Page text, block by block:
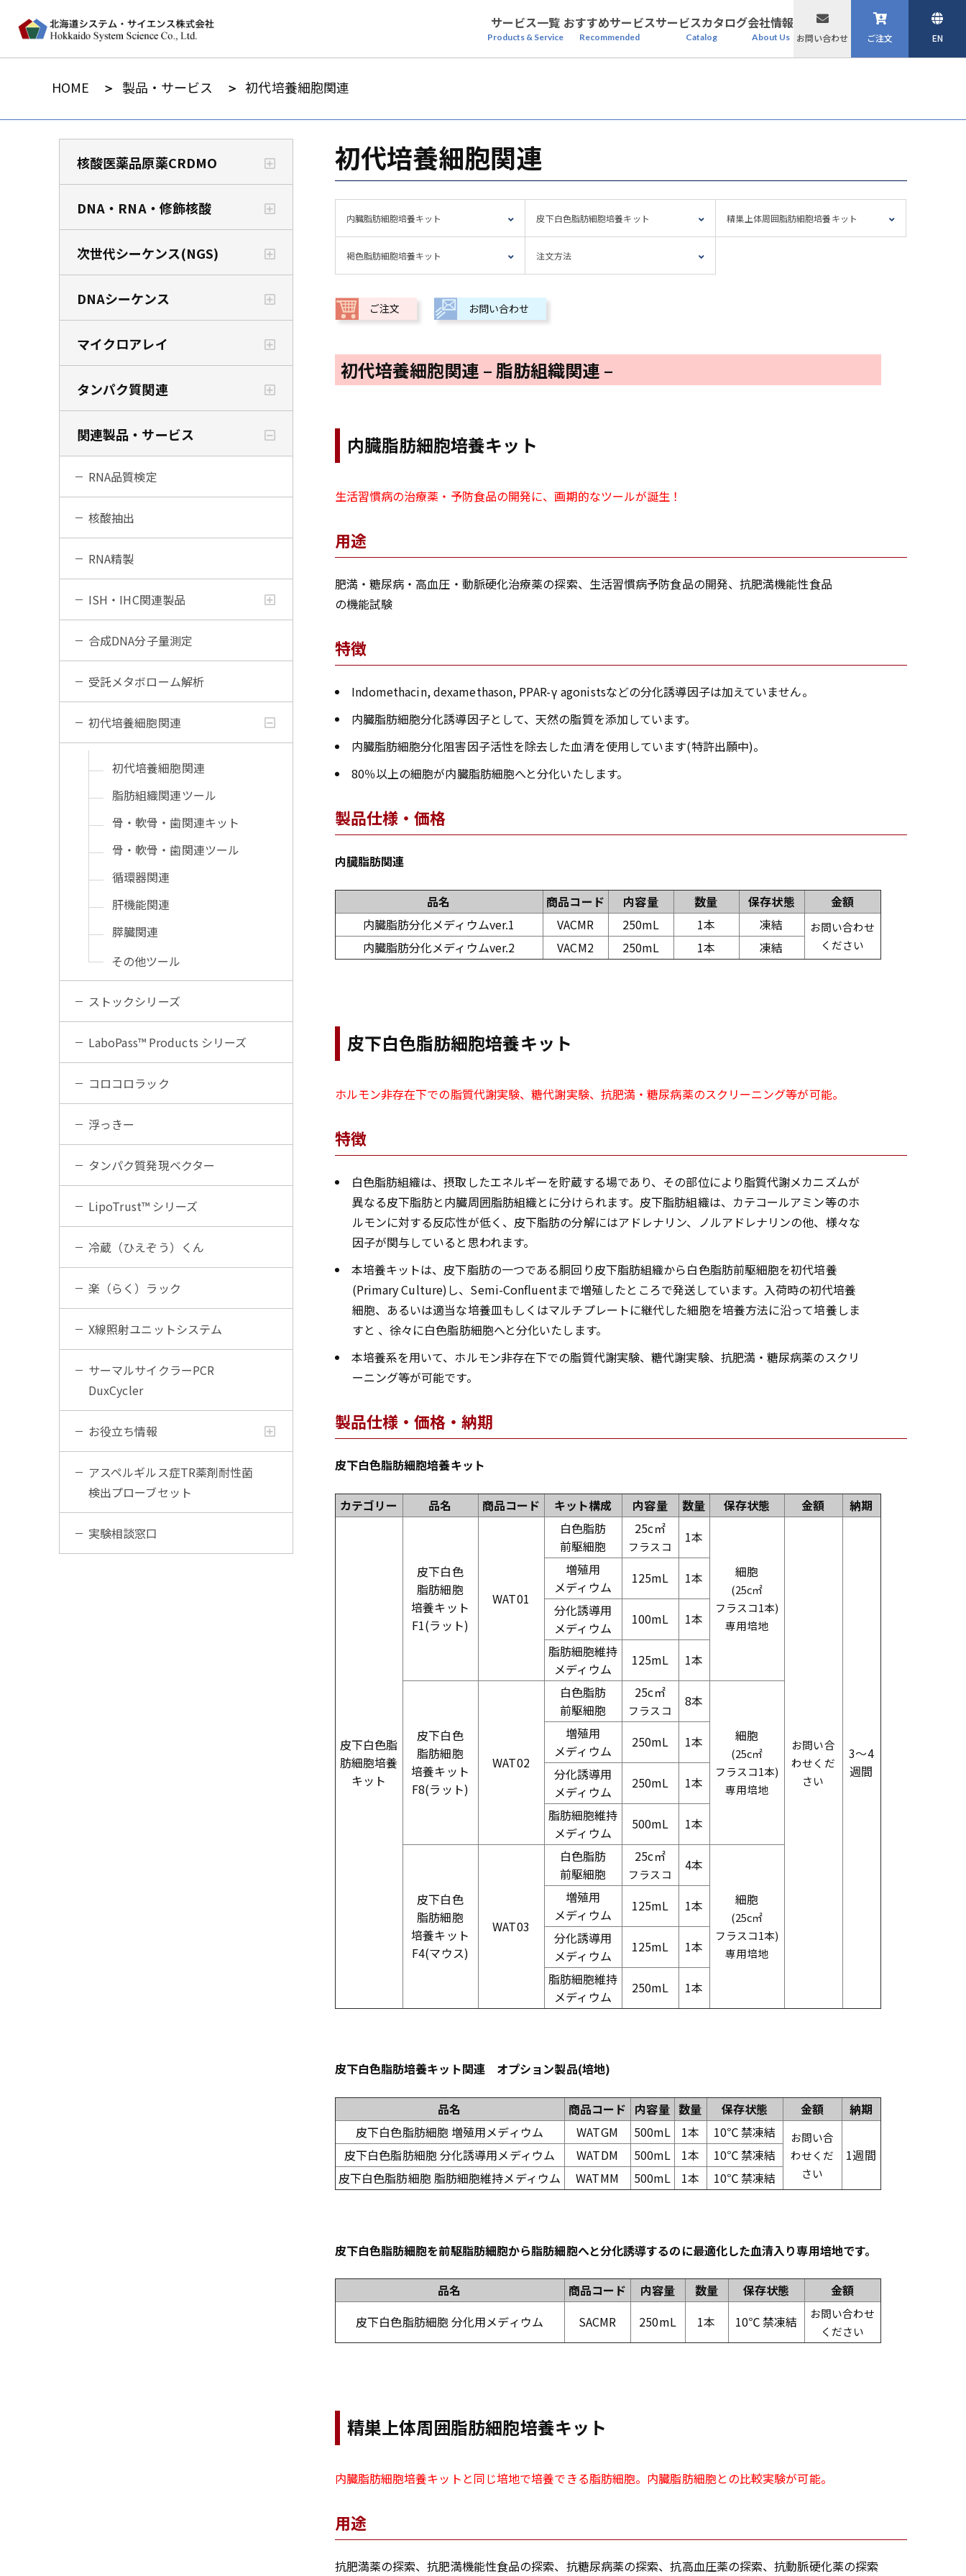
サービス一覧
Products & Service
おすすめサービス
Recommended
サービスカタログ
Catalog
会社情報
About Us お問い合わせ ご注文 EN
HOME 製品・サービス 初代培養細胞関連
核酸医薬品原薬CRDMO
DNA・RNA・修飾核酸
次世代シーケンス(NGS)
DNAシーケンス
マイクロアレイ
タンパク質関連
関連製品・サービス
RNA品質検定
核酸抽出
RNA精製
ISH・IHC関連製品
合成DNA分子量測定
受託メタボローム解析
初代培養細胞関連
初代培養細胞関連
脂肪組織関連ツール
骨・軟骨・歯関連キット
骨・軟骨・歯関連ツール
循環器関連
肝機能関連
膵臓関連
その他ツール
ストックシリーズ
LaboPass™ Products シリーズ
コロコロラック
浮っきー
タンパク質発現ベクター
LipoTrust™ シリーズ
冷蔵（ひえぞう）くん
楽（らく）ラック
X線照射ユニットシステム
サーマルサイクラーPCR
DuxCycler
お役立ち情報
アスペルギルス症TR薬剤耐性菌
検出プローブセット
実験相談窓口
初代培養細胞関連
内臓脂肪細胞培養キット 皮下白色脂肪細胞培養キット 精巣上体周囲脂肪細胞培養キット
褐色脂肪細胞培養キット 注文方法
ご注文 お問い合わせ
初代培養細胞関連 – 脂肪組織関連 –
内臓脂肪細胞培養キット
生活習慣病の治療薬・予防食品の開発に、画期的なツールが誕生！
用途
肥満・糖尿病・高血圧・動脈硬化治療薬の探索、生活習慣病予防食品の開発、抗肥満機能性食品
の機能試験
特徴
Indomethacin, dexamethason, PPAR-γ agonistsなどの分化誘導因子は加えていません。
内臓脂肪細胞分化誘導因子として、天然の脂質を添加しています。
内臓脂肪細胞分化阻害因子活性を除去した血清を使用しています(特許出願中)。
80％以上の細胞が内臓脂肪細胞へと分化いたします。
製品仕様・価格
内臓脂肪関連
品名 商品コード 内容量 数量 保存状態
金額
内臓脂肪分化メディウムver.1
VACMR 250mL 1本 凍結
お問い合わせ
ください
内臓脂肪分化メディウムver.2 VACM2 250mL 1本 凍結
皮下白色脂肪細胞培養キット
ホルモン非存在下での脂質代謝実験、糖代謝実験、抗肥満・糖尿病薬のスクリーニング等が可能。
特徴
白色脂肪組織は、摂取したエネルギーを貯蔵する場であり、その部位により脂質代謝メカニズムが
異なる皮下脂肪と内臓周囲脂肪組織とに分けられます。皮下脂肪組織は、カテコールアミン等のホ
ルモンに対する反応性が低く、皮下脂肪の分解にはアドレナリン、ノルアドレナリンの他、様々な
因子が関与していると思われます。
本培養キットは、皮下脂肪の一つである胴回り皮下脂肪組織から白色脂肪前駆細胞を初代培養
(Primary Culture)し、Semi-Confluentまで増殖したところで発送しています。入荷時の初代培養
細胞、あるいは適当な培養皿もしくはマルチプレートに継代した細胞を培養方法に沿って培養しま
すと 、徐々に白色脂肪細胞へと分化いたします。
本培養系を用いて、ホルモン非存在下での脂質代謝実験、糖代謝実験、抗肥満・糖尿病薬のスクリ
ーニング等が可能です。
製品仕様・価格・納期
皮下白色脂肪細胞培養キット
カテゴリー 品名 商品コード キット構成 内容量 数量 保存状態 金額 納期
皮下白色脂
肪細胞培養
キット
皮下白色
脂肪細胞
培養キット
F1(ラット)
WAT01
白色脂肪
前駆細胞
25c㎡
フラスコ
1本
細胞
(25c㎡
フラスコ1本)
専用培地
お問い合
わせくだ
さい
3～4
週間
増殖用
メディウム
125mL
1本
分化誘導用
メディウム
100mL
1本
脂肪細胞維持
メディウム
125mL 1本
皮下白色
脂肪細胞
培養キット
F8(ラット)
WAT02
白色脂肪
前駆細胞
25c㎡
フラスコ
8本
細胞
(25c㎡
フラスコ1本)
専用培地
増殖用
メディウム
250mL
1本
分化誘導用
メディウム
250mL
1本
脂肪細胞維持
メディウム
500mL 1本
皮下白色
脂肪細胞
培養キット
F4(マウス)
WAT03
白色脂肪
前駆細胞
25c㎡
フラスコ
4本
細胞
(25c㎡
フラスコ1本)
専用培地
増殖用
メディウム
125mL
1本
分化誘導用
メディウム
125mL
1本
脂肪細胞維持
メディウム
250mL 1本
皮下白色脂肪培養キット関連 オプション製品(培地)
品名 商品コード 内容量 数量 保存状態 金額
納期
皮下白色脂肪細胞 増殖用メディウム
WATGM 500mL 1本 10℃ 禁凍結
お問い合
わせくだ
さい
1週間
皮下白色脂肪細胞 分化誘導用メディウム WATDM 500mL 1本
10℃ 禁凍結
皮下白色脂肪細胞 脂肪細胞維持メディウム
WATMM 500mL 1本 10℃ 禁凍結
皮下白色脂肪細胞を前駆脂肪細胞から脂肪細胞へと分化誘導するのに最適化した血清入り専用培地です。
品名 商品コード 内容量 数量 保存状態
金額
皮下白色脂肪細胞 分化用メディウム
SACMR 250mL 1本 10℃ 禁凍結
お問い合わせ
ください
精巣上体周囲脂肪細胞培養キット
内臓脂肪細胞培養キットと同じ培地で培養できる脂肪細胞。内臓脂肪細胞との比較実験が可能。
用途
抗肥満薬の探索、抗肥満機能性食品の探索、抗糖尿病薬の探索、抗高血圧薬の探索、抗動脈硬化薬の探索